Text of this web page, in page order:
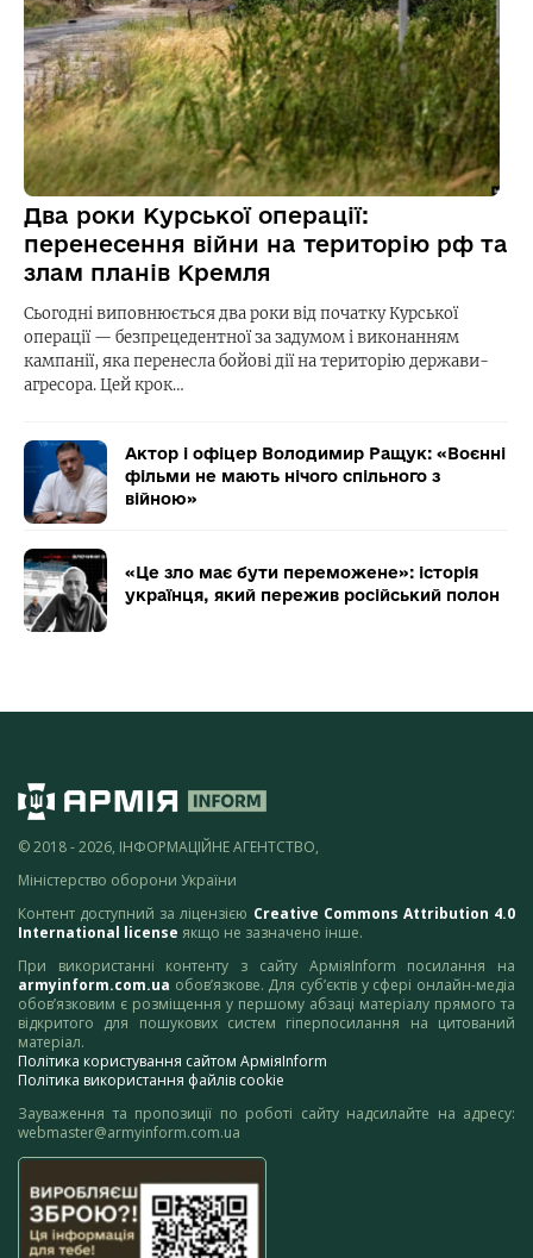
Два роки Курської операції:
перенесення війни на територію рф та
злам планів Кремля
Сьогодні виповнюється два роки від початку Курської
операції — безпрецедентної за задумом і виконанням
кампанії, яка перенесла бойові дії на територію держави-
агресора. Цей крок…
Актор і офіцер Володимир Ращук: «Воєнні
фільми не мають нічого спільного з
війною»
«Це зло має бути переможене»: історія
українця, який пережив російський полон
© 2018 - 2026, ІНФОРМАЦІЙНЕ АГЕНТСТВО,
Міністерство оборони України
Контент доступний за ліцензією Creative Commons Attribution 4.0
International license якщо не зазначено інше.
При використанні контенту з сайту АрміяInform посилання на
armyinform.com.ua обов’язкове. Для суб’єктів у сфері онлайн-медіа
обов’язковим є розміщення у першому абзаці матеріалу прямого та
відкритого для пошукових систем гіперпосилання на цитований
матеріал.
Політика користування сайтом АрміяInform
Політика використання файлів cookie
Зауваження та пропозиції по роботі сайту надсилайте на адресу:
webmaster@armyinform.com.ua